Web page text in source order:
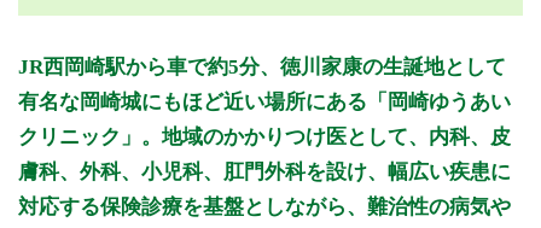
診療時間 月 月曜日
火 火曜日
水水曜日
木木曜日金曜日
土土曜日
日
9:00 - 12:00
○ ○ ○ ○ ○ 休
休
12:00 - 16:00
● ● 休 ● ● 休 休
休
16:00 - 19:00
○ ○ 休 ○ ○ 休 休 休
●: 12:00～16:00はがん治療を中心にした自費診療を行ってい
JR西岡崎駅から車で約5分、徳川家康の生誕地として
有名な岡崎城にもほど近い場所にある「岡崎ゆうあい
クリニック」。地域のかかりつけ医として、内科、皮
膚科、外科、小児科、肛門外科を設け、幅広い疾患に
対応する保険診療を基盤としながら、難治性の病気や